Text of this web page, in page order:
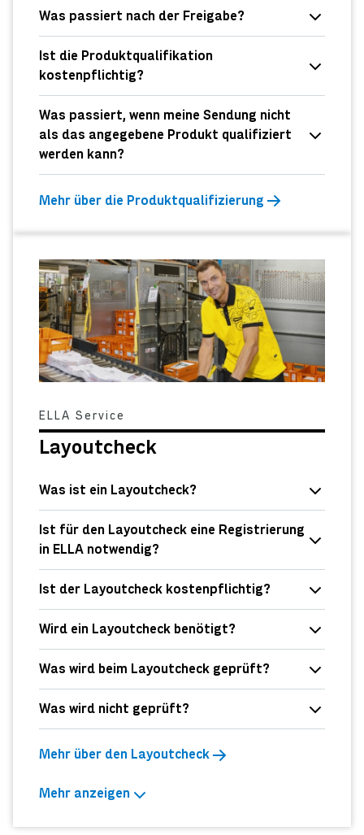
Was passiert nach der Freigabe?
Ist die Produktqualifikation
kostenpflichtig?
Was passiert, wenn meine Sendung nicht
als das angegebene Produkt qualifiziert
werden kann?
Mehr über die Produktqualifizierung
ELLA Service
Layoutcheck
Was ist ein Layoutcheck?
Ist für den Layoutcheck eine Registrierung
in ELLA notwendig?
Ist der Layoutcheck kostenpflichtig?
Wird ein Layoutcheck benötigt?
Was wird beim Layoutcheck geprüft?
Was wird nicht geprüft?
Mehr über den Layoutcheck
Mehr anzeigen